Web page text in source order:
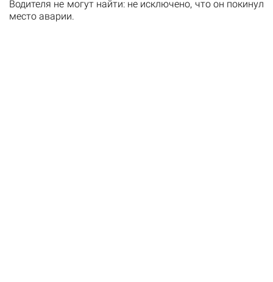
Водителя не могут найти: не исключено, что он покинул
место аварии.